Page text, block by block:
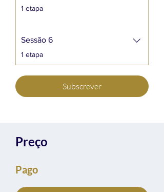
.1 etapa
Sessão 6
.1 etapa
Subscrever
Preço
Pago